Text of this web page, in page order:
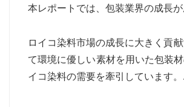
本レポートでは、包装業界の成長
ロイコ染料市場の成長に大きく貢
て環境に優しい素材を用いた包装
イコ染料の需要を牽引しています。.